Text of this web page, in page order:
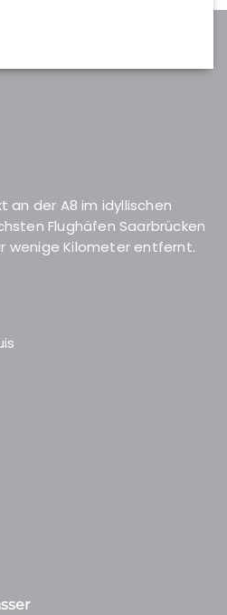
an der A8 im idyllischen
Flughäfen Saarbrücken
wenige Kilometer entfernt.